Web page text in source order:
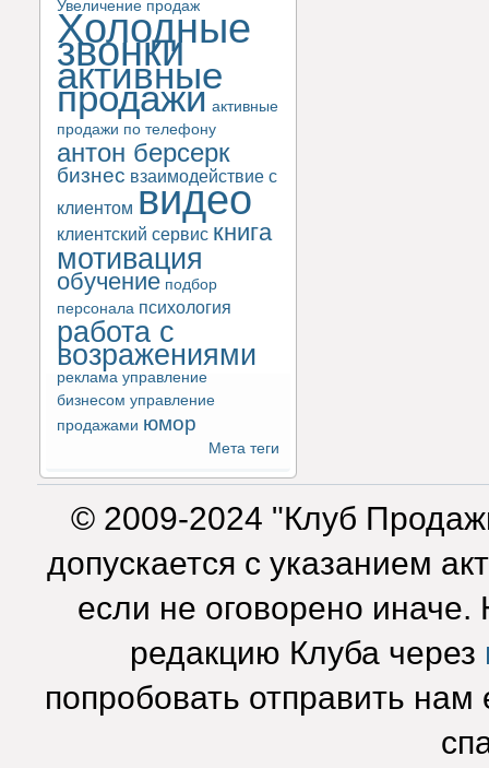
Увеличение продаж
Холодные
звонки
активные
продажи активные
продажи по телефону
антон берсерк
бизнес взаимодействие с
клиентом видео
клиентский сервис книга
мотивация
обучение подбор
персонала психология
работа с
возражениями
реклама управление
бизнесом управление
продажами юмор
Мета теги
© 2009-2024 "Клуб
допускается с указанием
если не оговорено
редакцию Клуба через
попробовать отправить нам